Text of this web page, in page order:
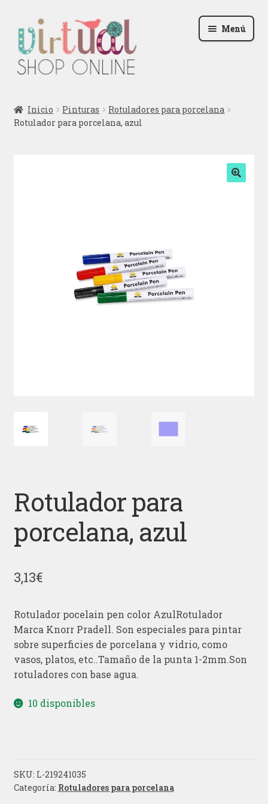
la
navegación
al
contenido
Menú
Podcast
Inicio Pinturas
Rotuladores para porcelana
Rotulador para porcelana, azul
Rotulador para
porcelana, azul
3,13€
Rotulador pocelain pen color AzulRotulador
Marca Knorr Pradell. Son especiales para pintar
sobre superficies de porcelana y vidrio, como
vasos, platos, etc..Tamaño de la punta 1-2mm.Son
rotuladores con base agua.
10 disponibles
SKU: L-219241035
Categoría: Rotuladores para porcelana